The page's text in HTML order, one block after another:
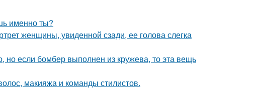
именно ты?
женщины, увиденной сзади, ее голова слегка
но если бомбер выполнен из кружева, то эта вещь
макияжа и команды стилистов.